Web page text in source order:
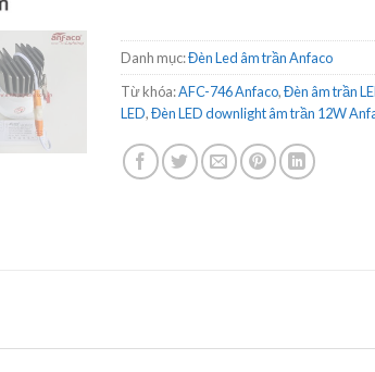
Danh mục:Đèn Led âm trần Anfaco
Từ khóa:AFC-746 Anfaco,Đèn âm trần
LED,Đèn LED downlight âm trần 12W